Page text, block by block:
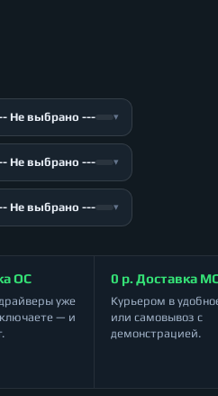
Не выбрано --- ▾
Не выбрано --- ▾
Не выбрано --- ▾
ОС
уже
— и
0 р. Доставка
Курьером в
или самовывоз с
демонстрацией.